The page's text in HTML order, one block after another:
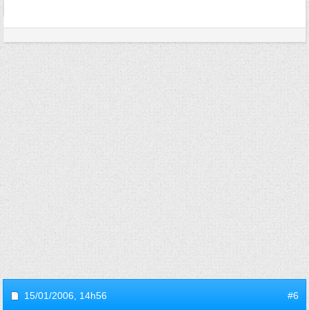
15/01/2006, 14h56 #6